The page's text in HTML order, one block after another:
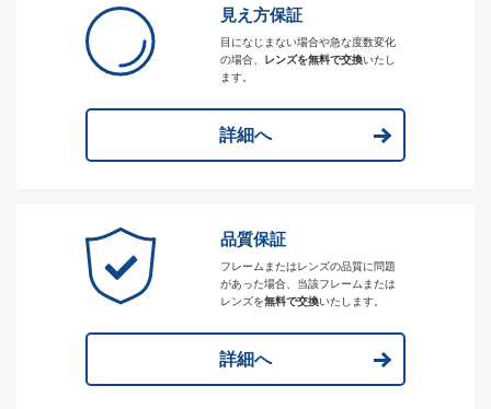
見え方保証
目になじまない場合や急な度数変化
の場合、
レンズを無料で交換いたし
ます。
詳細へ
品質保証
フレームまたはレンズの品質に問題
があった場合、当該フレームまたは
レンズを無料で交換いたします。
詳細へ